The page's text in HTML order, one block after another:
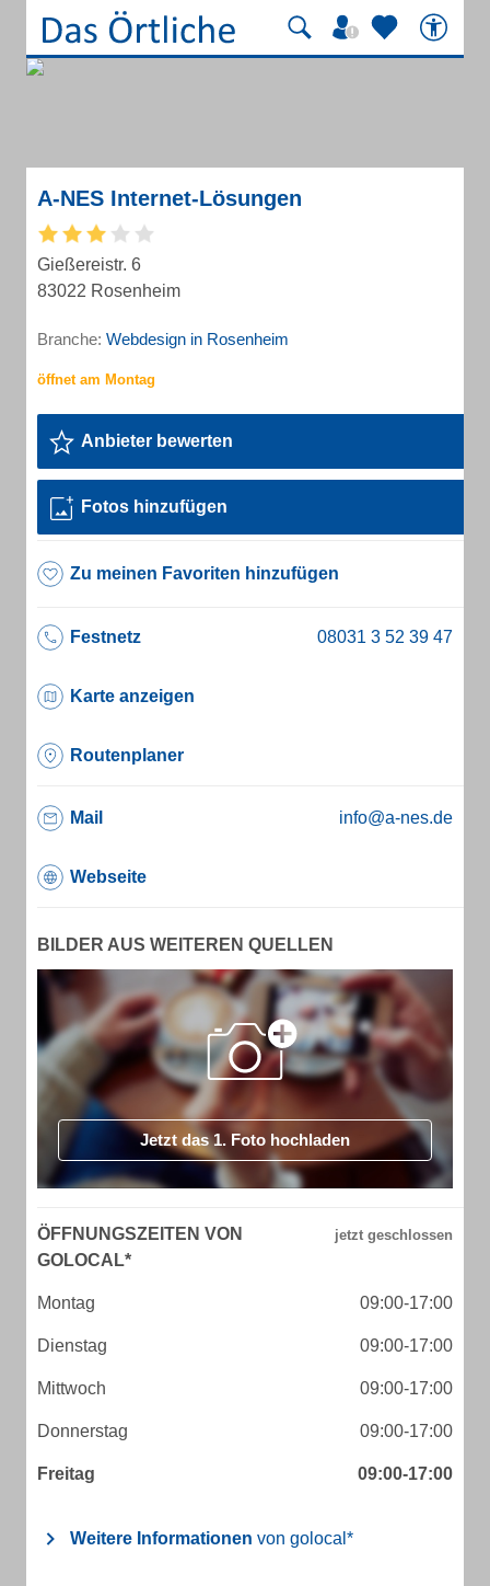
A-NES Internet-Lösungen
Gießereistr. 6
83022 Rosenheim
Branche: Webdesign in Rosenheim
Anbieter bewerten
Fotos hinzufügen
Zu meinen Favoriten hinzufügen
Festnetz
Karte anzeigen
Routenplaner
Mail info@a-nes.de
Webseite
BILDER AUS WEITEREN QUELLEN
Jetzt das 1. Foto hochladen
ÖFFNUNGSZEITEN VON
GOLOCAL*
Montag 09:00-17:00
Dienstag 09:00-17:00
Mittwoch 09:00-17:00
Donnerstag 09:00-17:00
Freitag 09:00-17:00
Weitere Informationen von golocal*